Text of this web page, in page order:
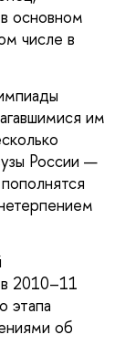
основном
числе в
им
России —
2010–11
этапа
об